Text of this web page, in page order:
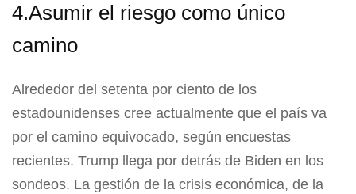
4.Asumir el riesgo como único
camino
Alrededor del setenta por ciento de los
estadounidenses cree actualmente que el país va
por el camino equivocado, según encuestas
recientes. Trump llega por detrás de Biden en los
sondeos. La gestión de la crisis económica, de la